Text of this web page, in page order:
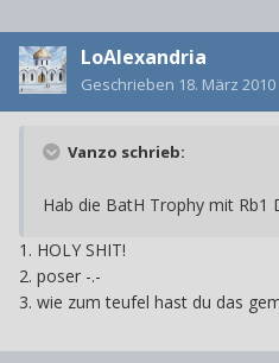
LoAlexandria
Geschrieben 18. März 2010
Vanzo schrieb:
Hab die BatH Trophy mit Rb1
1. HOLY SHIT!
2. poser -.-
3. wie zum teufel hast du das